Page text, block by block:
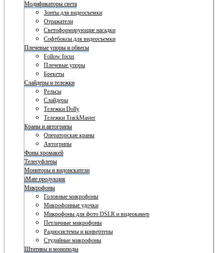
Модификаторы света
Зонты для видеосъемки
Отражатели
Светоформирующие насадки
Софтбоксы для видеосъемки
Плечевые упоры и обвесы
Follow focus
Плечевые упоры
Брекеты
Слайдеры и тележки
Рельсы
Слайдеры
Тележки Dolly
Тележки TrackMaster
Краны и автогрипы
Операторские краны
Автогрипы
Фоны хромакей
Телесуфлеры
Мониторы и видоискатели
iMate продукция
Микрофоны
Головные микрофоны
Микрофонные удочки
Микрофоны для фото DSLR и видеокамер
Петличные микрофоны
Радиосистемы и конвертеры
Студийные микрофоны
Штативы и моноподы